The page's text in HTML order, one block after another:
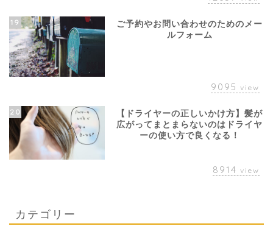
19
ご予約やお問い合わせのためのメー
ルフォーム
9095 view
20
【ドライヤーの正しいかけ方】髪が
広がってまとまらないのはドライヤ
ーの使い方で良くなる！
8914 view
カテゴリー